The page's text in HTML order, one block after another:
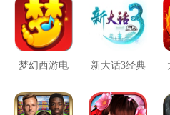
梦幻西游电 新大话3经典